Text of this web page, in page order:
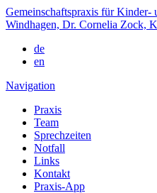
Gemeinschaftspraxis für Kinder-
Windhagen, Dr. Cornelia Zock,
de
en
Navigation
Praxis
Team
Sprechzeiten
Notfall
Links
Kontakt
Praxis-App